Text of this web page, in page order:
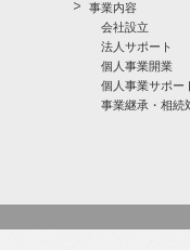
事業内容
会社設立
法人サポート
個人事業開業
個人事業サポー
事業継承・相続